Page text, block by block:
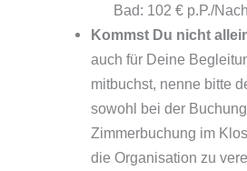
Bad: 102 € p.P./
Kommst Du nicht
auch für Deine
mitbuchst, nenne bitte
sowohl bei der
Zimmerbuchung im
die Organisation zu